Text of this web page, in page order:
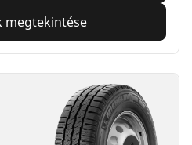
megtekintése